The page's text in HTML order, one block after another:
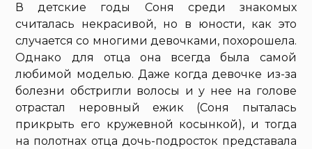
В детские годы Соня среди знакомых
считалась некрасивой, но в юности, как это
случается со многими девочками, похорошела.
Однако для отца она всегда была самой
любимой моделью. Даже когда девочке из-за
болезни обстригли волосы и у нее на голове
отрастал неровный ежик (Соня пыталась
прикрыть его кружевной косынкой), и тогда
на полотнах отца дочь-подросток представала